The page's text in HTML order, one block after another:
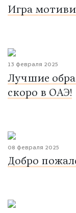
Игра
13 февраля 2025
Лучшие
скоро в ОАЭ!
08 февраля 2025
Добро